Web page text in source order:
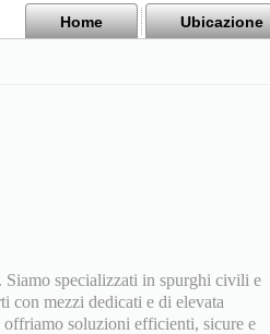
Home Ubicazione
specializzati in spurghi civili e
con mezzi dedicati e di elevata
offriamo soluzioni efficienti, sicure e